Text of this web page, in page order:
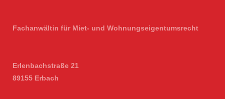
Fachanwältin für Miet- und Wohnungseigentumsrecht
Erlenbachstraße 21
89155 Erbach